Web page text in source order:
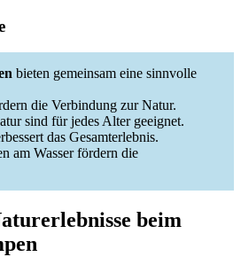
bieten gemeinsam eine sinnvolle
die Verbindung zur Natur.
sind für jedes Alter geeignet.
das Gesamterlebnis.
am Wasser fördern die
beim